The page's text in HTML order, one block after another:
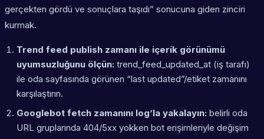
gerçekten gördü ve sonuçlara taşıdı” sonucuna giden zinciri
kurmak.
Trend feed publish zamanı ile içerik görünümü
uyumsuzluğunu ölçün: trend_feed_updated_at (iş tarafı)
ile oda sayfasında görünen “last updated”/etiket zamanını
karşılaştırın.
Googlebot fetch zamanını log’la yakalayın: belirli oda
URL gruplarında 404/5xx yokken bot erişimleriyle değişim